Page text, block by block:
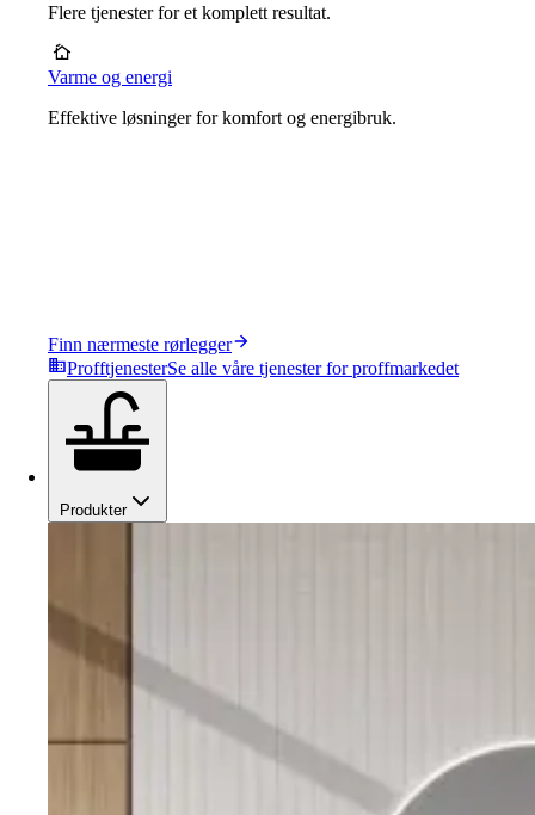
Flere tjenester for et komplett resultat.
Varme og energi
Effektive løsninger for komfort og energibruk.
Finn nærmeste rørlegger
ProfftjenesterSe alle våre tjenester for proffmarkedet
Produkter